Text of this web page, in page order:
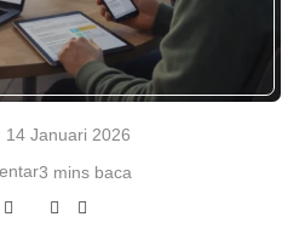
14 Januari 2026
3 mins baca